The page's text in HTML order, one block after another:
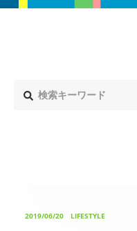
2019/06/20 LIFESTYLE